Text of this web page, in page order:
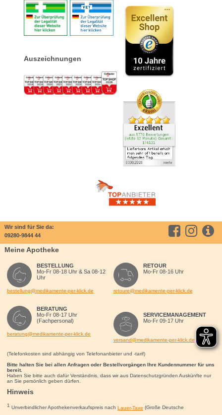
Auszeichnungen
Wir sind für Sie da:
09280-9844 44
Meine Apotheke
BESTELLUNG
Mo-Fr 08-18 Uhr & Sa 08-12
Uhr
bestellung@medikamente-per-klick.de
BERATUNG
Mo-Fr 08-17 Uhr
(Fachpersonal)
beratung@medikamente-per-klick.de
RETOUR
Mo-Fr 08-16 Uhr
retoure@medikamente-per-klick.de
SERVICEMANAGEMENT
Mo-Fr 09-17 Uhr
versand@medikamente-per-klick.de
(Telefonkosten sind abhängig von Telefonanbieter und -tarif)
Bitte halten Sie bei allen Anfragen oder Bestellvorgängen Ihre Kundennummer für uns
bereit.
Haben Sie bitte auch dafür Verständnis, dass wir aus Datenschutzgründen Auskünfte nur
an Sie persönlich geben dürfen.
Hinweis
1 Unverbindlicher Apothekenverkaufspreis nach Lauer-Taxe (Große Deutsche